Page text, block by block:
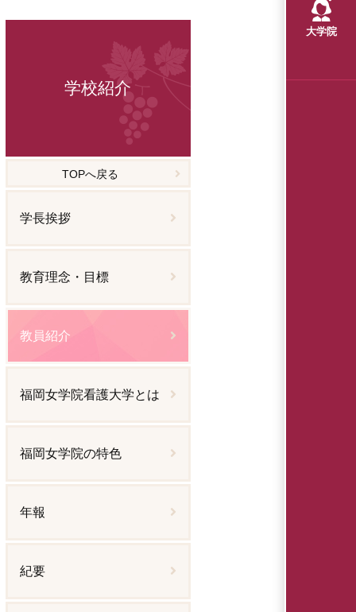
大学院
学校紹介
TOPへ戻る
学長挨拶
教育理念・目標
教員紹介
福岡女学院看護大学とは
福岡女学院の特色
年報
紀要